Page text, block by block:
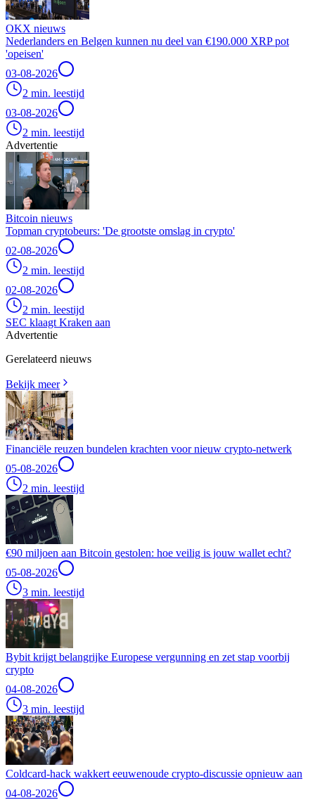
OKX nieuws
Nederlanders en Belgen kunnen nu deel van €190.000 XRP pot
'opeisen'
03-08-2026
2 min. leestijd
03-08-2026
2 min. leestijd
Advertentie
Bitcoin nieuws
Topman cryptobeurs: 'De grootste omslag in crypto'
02-08-2026
2 min. leestijd
02-08-2026
2 min. leestijd
SEC klaagt Kraken aan
Advertentie
Gerelateerd nieuws
Bekijk meer
Financiële reuzen bundelen krachten voor nieuw crypto-netwerk
05-08-2026
2 min. leestijd
€90 miljoen aan Bitcoin gestolen: hoe veilig is jouw wallet echt?
05-08-2026
3 min. leestijd
Bybit krijgt belangrijke Europese vergunning en zet stap voorbij
crypto
04-08-2026
3 min. leestijd
Coldcard-hack wakkert eeuwenoude crypto-discussie opnieuw aan
04-08-2026